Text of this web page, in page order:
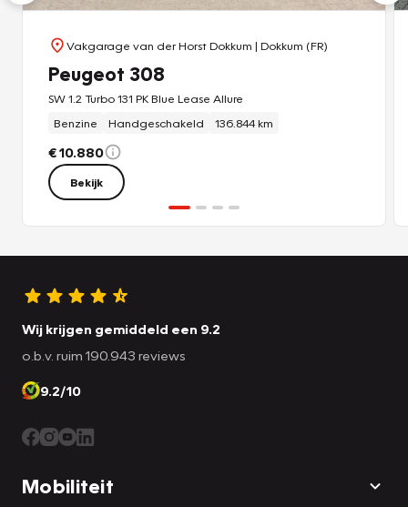
Vakgarage van der Horst Dokkum | Dokkum (FR)
Peugeot 308
SW 1.2 Turbo 131 PK Blue Lease Allure
Benzine
Handgeschakeld 136.844 km
€ 10.880
Bekijk
Wij krijgen gemiddeld een 9.2
o.b.v. ruim 190.943 reviews
9.2/10
Mobiliteit